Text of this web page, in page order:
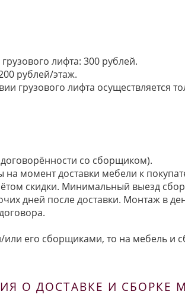
лифта: 300 рублей.
рублей/этаж.
грузового лифта осуществляется
со сборщиком).
момент доставки мебели к
скидки. Минимальный выезд
дней после доставки. Монтаж в
его сборщиками, то на мебель и
О ДОСТАВКЕ И СБОРКЕ